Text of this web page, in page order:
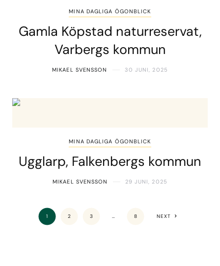
MINA DAGLIGA ÖGONBLICK
Gamla Köpstad naturreservat,
Varbergs kommun
MIKAEL SVENSSON 30 JUNI, 2025
MINA DAGLIGA ÖGONBLICK
Ugglarp, Falkenbergs kommun
MIKAEL SVENSSON 29 JUNI, 2025
1 2 3 … 8 NEXT